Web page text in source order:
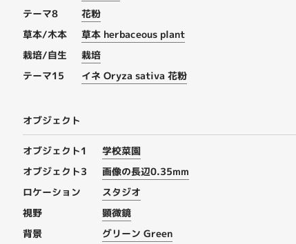
テーマ8
花粉
草本/木本
草本 herbaceous plant
栽培/自生
栽培
テーマ15
イネ Oryza sativa 花粉
オブジェクト
オブジェクト1
学校菜園
オブジェクト3
画像の長辺0.35mm
ロケーション
スタジオ
視野
顕微鏡
背景
グリーン Green